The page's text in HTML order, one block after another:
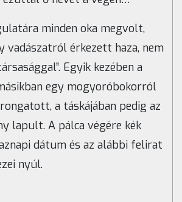
minden oka megvolt,
vadászatról érkezett haza, nem
Egyik kezében a
egy mogyoróbokorról
a táskájában pedig az
lapult. A pálca végére kék
dátum és az alábbi felirat
nyúl.